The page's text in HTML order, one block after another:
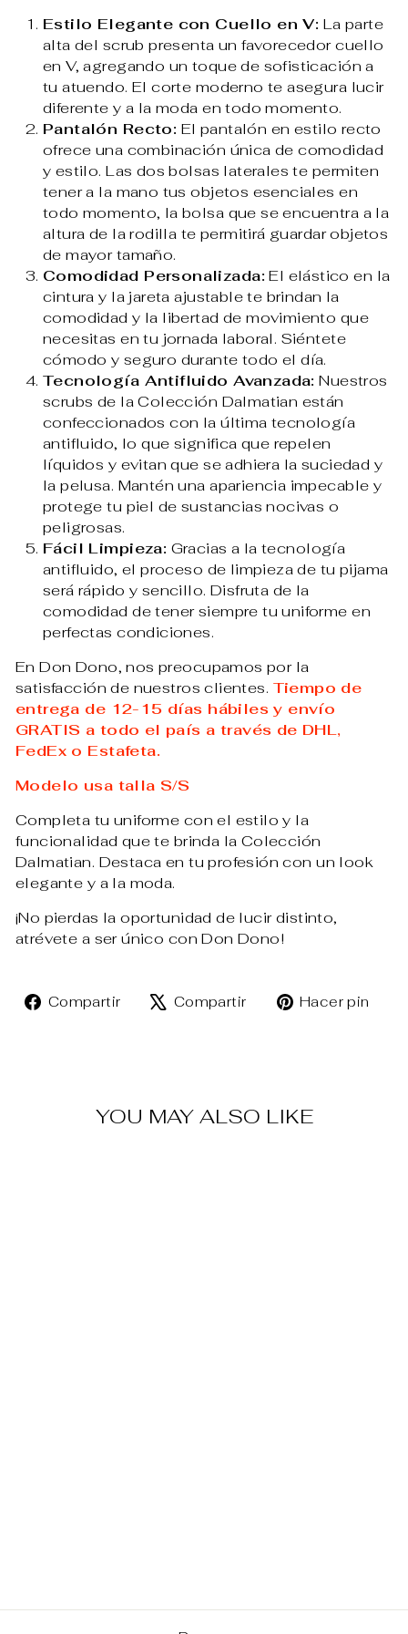
Estilo Elegante con Cuello en V: La parte
alta del scrub presenta un favorecedor cuello
en V, agregando un toque de sofisticación a
tu atuendo. El corte moderno te asegura lucir
diferente y a la moda en todo momento.
Pantalón Recto: El pantalón en estilo recto
ofrece una combinación única de comodidad
y estilo. Las dos bolsas laterales te permiten
tener a la mano tus objetos esenciales en
todo momento, la bolsa que se encuentra a la
altura de la rodilla te permitirá guardar objetos
de mayor tamaño.
Comodidad Personalizada: El elástico en la
cintura y la jareta ajustable te brindan la
comodidad y la libertad de movimiento que
necesitas en tu jornada laboral. Siéntete
cómodo y seguro durante todo el día.
Tecnología Antifluido Avanzada: Nuestros
scrubs de la Colección Dalmatian están
confeccionados con la última tecnología
antifluido, lo que significa que repelen
líquidos y evitan que se adhiera la suciedad y
la pelusa. Mantén una apariencia impecable y
protege tu piel de sustancias nocivas o
peligrosas.
Fácil Limpieza: Gracias a la tecnología
antifluido, el proceso de limpieza de tu pijama
será rápido y sencillo. Disfruta de la
comodidad de tener siempre tu uniforme en
perfectas condiciones.
En Don Dono, nos preocupamos por la
satisfacción de nuestros clientes. Tiempo de
entrega de 12-15 días hábiles y envío
GRATIS a todo el país a través de DHL,
FedEx o Estafeta.
Modelo usa talla S/S
Completa tu uniforme con el estilo y la
funcionalidad que te brinda la Colección
Dalmatian. Destaca en tu profesión con un look
elegante y a la moda.
¡No pierdas la oportunidad de lucir distinto,
atrévete a ser único con Don Dono!
Compartir
CompartirCompartir
TuitearHacer pin
YOU MAY ALSO LIKE